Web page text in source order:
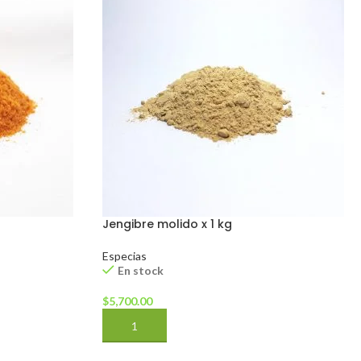
Jengibre molido x 1 kg
Especias
En stock
$5,700.00
AÑADIR AL CARRITO